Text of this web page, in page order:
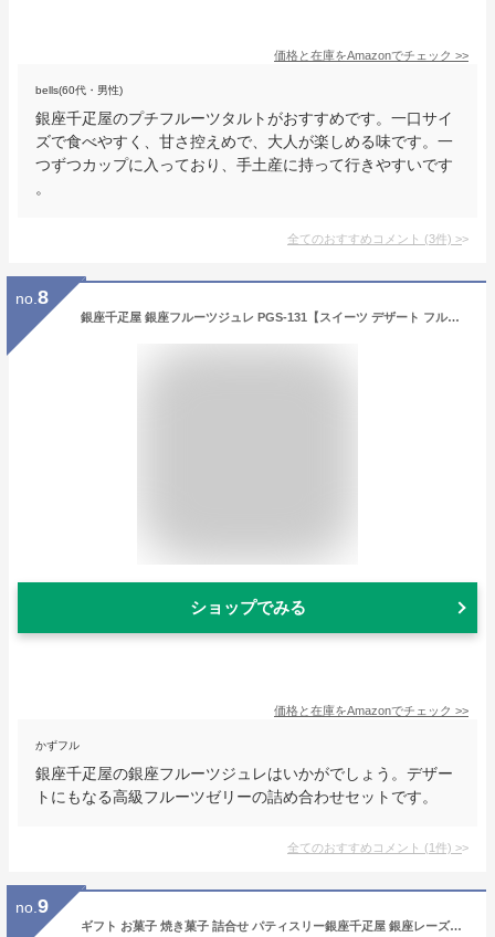
価格と在庫をAmazonでチェック >>
bells(60代・男性)
銀座千疋屋のプチフルーツタルトがおすすめです。一口サイ
ズで食べやすく、甘さ控えめで、大人が楽しめる味です。一
つずつカップに入っており、手土産に持って行きやすいです
。
全てのおすすめコメント (3件) >
no. 8
銀座千疋屋 銀座フルーツジュレ PGS-131【スイーツ デザート フルーツゼリー 詰め合わせ つめあわせ 贅沢 おいしい 美味しい うまい お取り寄せ グルメ 】
ショップでみる
価格と在庫をAmazonでチェック >>
かずフル
銀座千疋屋の銀座フルーツジュレはいかがでしょう。デザー
トにもなる高級フルーツゼリーの詰め合わせセットです。
全てのおすすめコメント (1件) >
no. 9
ギフト お菓子 焼き菓子 詰合せ パティスリー銀座千疋屋 銀座レーズンサンド15個